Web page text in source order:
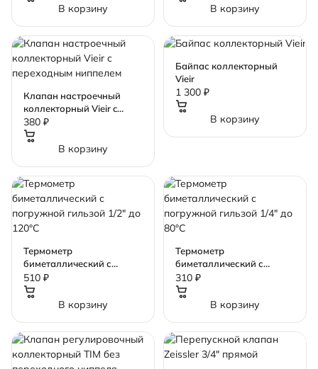
В корзину В корзину
Клапан настроечный
коллекторный Vieir c
переходным ниппелем
380 ₽
В корзину
Байпас коллекторный
Vieir
1 300 ₽
В корзину
Термометр
биметаллический с
погружной гильзой 1/2"
до 120°C
510 ₽
В корзину
Термометр
биметаллический с
погружной гильзой 1/4"
до 80°C
310 ₽
В корзину